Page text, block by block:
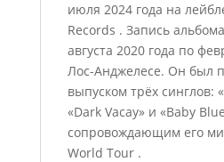
июля 2024 года на
Records . Запись
августа 2020 года по
Лос-Анджелесе. Он был
выпуском трёх синглов:
«Dark Vacay» и «Baby
сопровождающим его
World Tour .